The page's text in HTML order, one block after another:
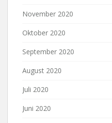
November 2020
Oktober 2020
September 2020
August 2020
Juli 2020
Juni 2020